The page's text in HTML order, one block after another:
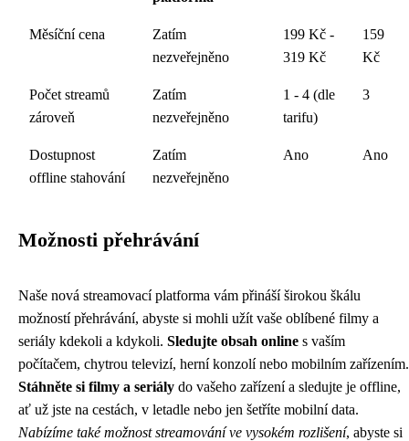
Měsíční cena
Zatím
nezveřejněno
199 Kč -
319 Kč
159
Kč
Počet streamů
zároveň
Zatím
nezveřejněno
1 - 4 (dle
tarifu)
3
Dostupnost
offline stahování
Zatím
nezveřejněno
Ano Ano
Možnosti přehrávání
Naše nová streamovací platforma vám přináší širokou škálu
možností přehrávání, abyste si mohli užít vaše oblíbené filmy a
seriály kdekoli a kdykoli. Sledujte obsah online s vaším
počítačem, chytrou televizí, herní konzolí nebo mobilním zařízením.
Stáhněte si filmy a seriály do vašeho zařízení a sledujte je offline,
ať už jste na cestách, v letadle nebo jen šetříte mobilní data.
Nabízíme také možnost streamování ve vysokém rozlišení, abyste si